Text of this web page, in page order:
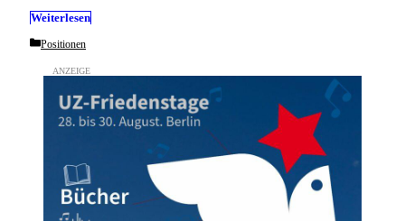
Weiterlesen
Categories
Positionen